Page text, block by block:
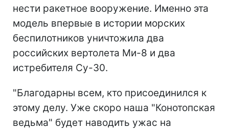
нести ракетное вооружение. Именно эта
модель впервые в истории морских
беспилотников уничтожила два
российских вертолета Ми-8 и два
истребителя Су-30.
"Благодарны всем, кто присоединился к
этому делу. Уже скоро наша "Конотопская
ведьма" будет наводить ужас на